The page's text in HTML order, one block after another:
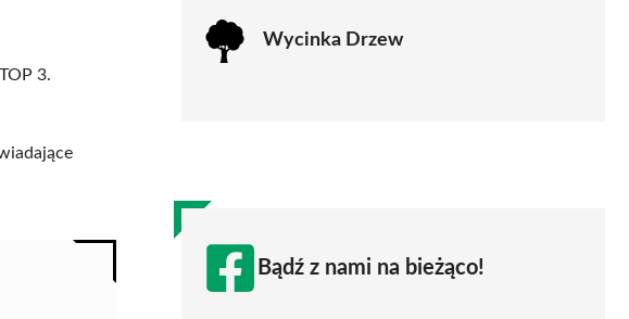
3.
Wycinka Drzew
Bądź z nami na bieżąco!